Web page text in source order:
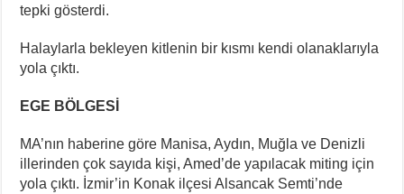
tepki gösterdi.
Halaylarla bekleyen kitlenin bir kısmı kendi olanaklarıyla
yola çıktı.
EGE BÖLGESİ
MA’nın haberine göre Manisa, Aydın, Muğla ve Denizli
illerinden çok sayıda kişi, Amed’de yapılacak miting için
yola çıktı. İzmir’in Konak ilçesi Alsancak Semti’nde